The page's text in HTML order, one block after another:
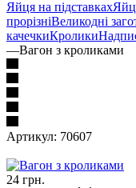
Яйця на підставках
прорізніВеликодні
качечкиКролики
—Вагон з кроликами
Артикул: 70607
24 грн.